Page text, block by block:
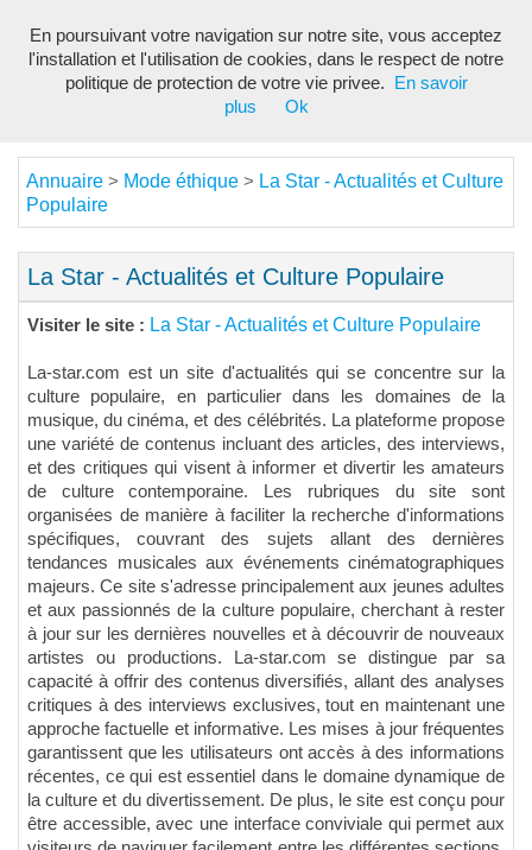
Annuaire > Mode éthique > La Star - Actualités et Culture
Populaire
La Star - Actualités et Culture Populaire
Visiter le site : La Star - Actualités et Culture Populaire
La-star.com est un site d'actualités qui se concentre sur la
culture populaire, en particulier dans les domaines de la
musique, du cinéma, et des célébrités. La plateforme propose
une variété de contenus incluant des articles, des interviews,
et des critiques qui visent à informer et divertir les amateurs
de culture contemporaine. Les rubriques du site sont
organisées de manière à faciliter la recherche d'informations
spécifiques, couvrant des sujets allant des dernières
tendances musicales aux événements cinématographiques
majeurs. Ce site s'adresse principalement aux jeunes adultes
et aux passionnés de la culture populaire, cherchant à rester
à jour sur les dernières nouvelles et à découvrir de nouveaux
artistes ou productions. La-star.com se distingue par sa
capacité à offrir des contenus diversifiés, allant des analyses
critiques à des interviews exclusives, tout en maintenant une
approche factuelle et informative. Les mises à jour fréquentes
garantissent que les utilisateurs ont accès à des informations
récentes, ce qui est essentiel dans le domaine dynamique de
la culture et du divertissement. De plus, le site est conçu pour
être accessible, avec une interface conviviale qui permet aux
En poursuivant votre navigation sur notre site, vous acceptez
l'installation et l'utilisation de cookies, dans le respect de notre
politique de protection de votre vie privee.
En savoir
plus
Ok